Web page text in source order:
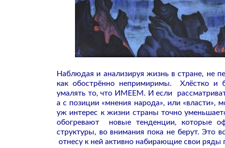
Наблюдая и анализируя жизнь в стране, не
как обострённо непримиримы. Хлёстко и
умалять то, что ИМЕЕМ. И если
а с позиции «мнения народа», или
уж интерес к жизни страны точно
обогревают новые тенденции, которые
структуры, во внимания пока не берут.
отнесу к ней активно набирающие свои